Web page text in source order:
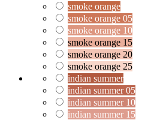
smoke orange
smoke orange 05
smoke orange 10
smoke orange 15
smoke orange 20
smoke orange 25
indian summer
indian summer 05
indian summer 10
indian summer 15